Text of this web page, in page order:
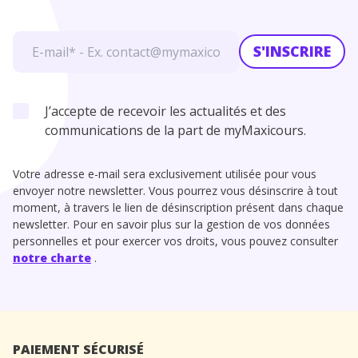
S'INSCRIRE
J’accepte de recevoir les actualités et des
communications de la part de myMaxicours.
Votre adresse e-mail sera exclusivement utilisée pour vous
envoyer notre newsletter. Vous pourrez vous désinscrire à tout
moment, à travers le lien de désinscription présent dans chaque
newsletter. Pour en savoir plus sur la gestion de vos données
personnelles et pour exercer vos droits, vous pouvez consulter
notre charte .
PAIEMENT SÉCURISÉ